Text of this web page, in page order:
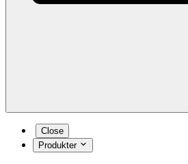
Close
Produkter